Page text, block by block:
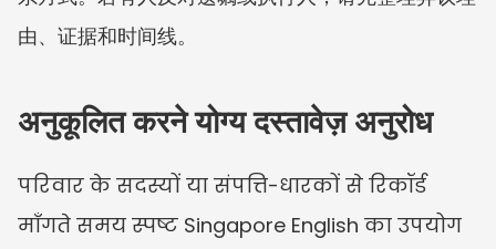
由、证据和时间线。
अनुकूलित करने योग्य दस्तावेज़ अनुरोध
परिवार के सदस्यों या संपत्ति-धारकों से रिकॉर्ड
माँगते समय स्पष्ट Singapore English का उपयोग